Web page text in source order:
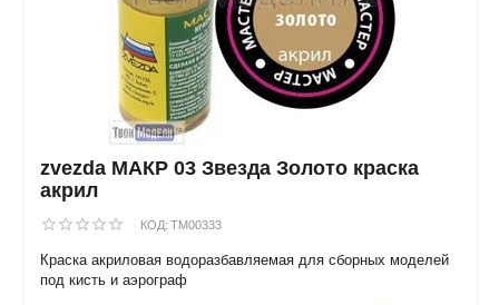
zvezda МАКР 03 Звезда Золото краска
акрил
КОД: TM00333
Краска акриловая водоразбавляемая для сборных моделей
под кисть и аэрограф